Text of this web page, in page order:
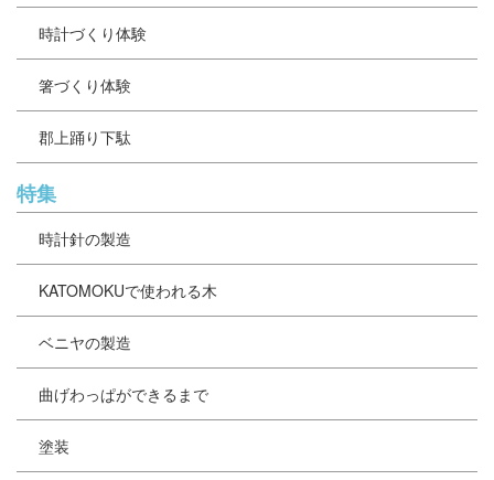
時計づくり体験
箸づくり体験
郡上踊り下駄
特集
時計針の製造
KATOMOKUで使われる木
ベニヤの製造
曲げわっぱができるまで
塗装